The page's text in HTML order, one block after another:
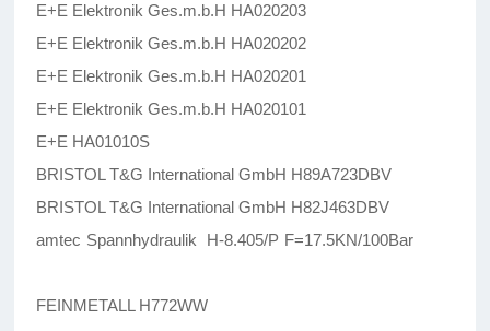
E+E Elektronik Ges.m.b.H HA020203
E+E Elektronik Ges.m.b.H HA020202
E+E Elektronik Ges.m.b.H HA020201
E+E Elektronik Ges.m.b.H HA020101
E+E HA01010S
BRISTOL T&G International GmbH H89A723DBV
BRISTOL T&G International GmbH H82J463DBV
amtec Spannhydraulik H-8.405/P F=17.5KN/100Bar
FEINMETALL H772WW